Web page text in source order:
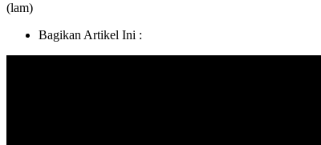
(lam)
Bagikan Artikel Ini :